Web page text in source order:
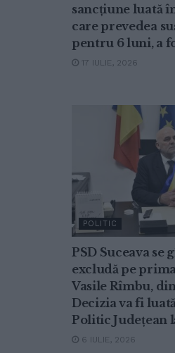
sancțiune luată
care prevedea
pentru 6 luni, a
17 IULIE, 2026
POLITIC
PSD Suceava se
excludă pe
Vasile Rîmbu,
Decizia va fi
Politic Județean
6 IULIE, 2026